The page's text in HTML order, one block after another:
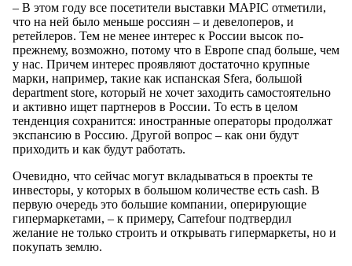
– В этом году все посетители выставки MAPIC отметили,
что на ней было меньше россиян – и девелоперов, и
ретейлеров. Тем не менее интерес к России высок по-
прежнему, возможно, потому что в Европе спад больше, чем
у нас. Причем интерес проявляют достаточно крупные
марки, например, такие как испанская Sfera, большой
department store, который не хочет заходить самостоятельно
и активно ищет партнеров в России. То есть в целом
тенденция сохранится: иностранные операторы продолжат
экспансию в Россию. Другой вопрос – как они будут
приходить и как будут работать.
Очевидно, что сейчас могут вкладываться в проекты те
инвесторы, у которых в большом количестве есть cash. В
первую очередь это большие компании, оперирующие
гипермаркетами, – к примеру, Carrefour подтвердил
желание не только строить и открывать гипермаркеты, но и
покупать землю.